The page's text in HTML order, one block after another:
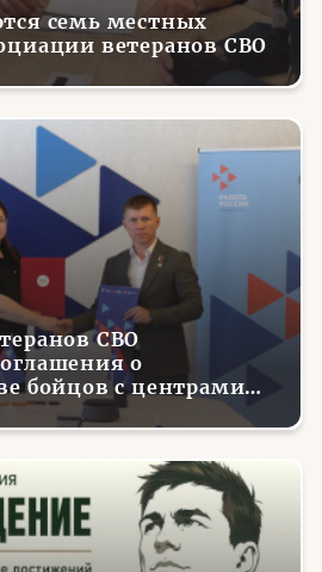
семь местных
ветеранов СВО
СВО
о
бойцов с центрами
России